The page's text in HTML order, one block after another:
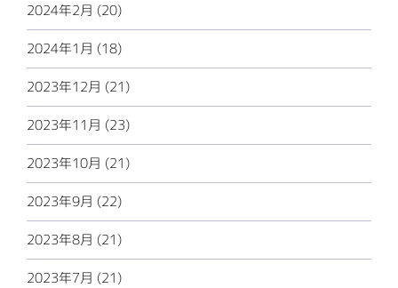
2024年2月 (20)
2024年1月 (18)
2023年12月 (21)
2023年11月 (23)
2023年10月 (21)
2023年9月 (22)
2023年8月 (21)
2023年7月 (21)